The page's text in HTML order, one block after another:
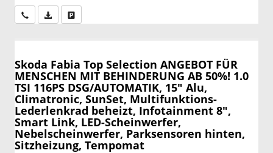
Wir rufen Sie anPDF-Datei, Fahrzeugexposé drucken
Skoda Fabia Top Selection ANGEBOT FÜR
MENSCHEN MIT BEHINDERUNG AB 50%! 1.0
TSI 116PS DSG/AUTOMATIK, 15" Alu,
Climatronic, SunSet, Multifunktions-
Lederlenkrad beheizt, Infotainment 8",
Smart Link, LED-Scheinwerfer,
Nebelscheinwerfer, Parksensoren hinten,
Sitzheizung, Tempomat